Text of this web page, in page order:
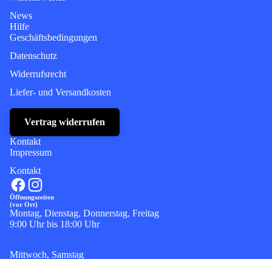
News
Hilfe
Geschäftsbedingungen
Datenschutz
Widerrufsrecht
Liefer- und Versandkosten
Vertrag widerrufen
Kontakt
Impressum
Kontakt
Öffnungszeiten
(vor Ort)
Montag, Dienstag, Donnerstag, Freitag
9:00 Uhr bis 18:00 Uhr
Mittwoch, Samstag